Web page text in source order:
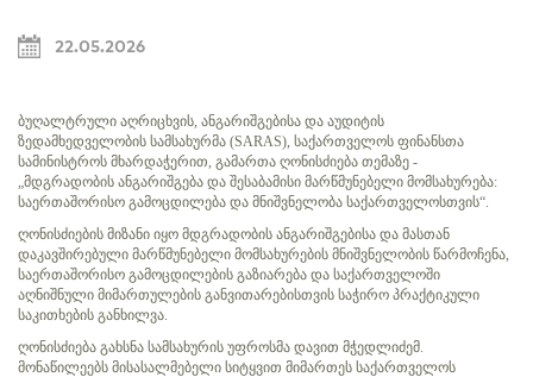
22.05.2026
ბუღალტრული აღრიცხვის, ანგარიშგებისა და აუდიტის
ზედამხედველობის სამსახურმა (SARAS), საქართველოს ფინანსთა
სამინისტროს მხარდაჭერით, გამართა ღონისძიება თემაზე -
„მდგრადობის ანგარიშგება და შესაბამისი მარწმუნებელი მომსახურება:
საერთაშორისო გამოცდილება და მნიშვნელობა საქართველოსთვის“.
ღონისძიების მიზანი იყო მდგრადობის ანგარიშგებისა და მასთან
დაკავშირებული მარწმუნებელი მომსახურების მნიშვნელობის წარმოჩენა,
საერთაშორისო გამოცდილების გაზიარება და საქართველოში
აღნიშნული მიმართულების განვითარებისთვის საჭირო პრაქტიკული
საკითხების განხილვა.
ღონისძიება გახსნა სამსახურის უფროსმა დავით მჭედლიძემ.
მონაწილეებს მისასალმებელი სიტყვით მიმართეს საქართველოს